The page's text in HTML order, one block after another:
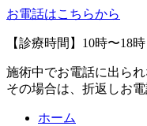
お電話はこちらから
【診療時間】10時〜18時
施術中でお電話に出ら
その場合は、折返しお
ホーム